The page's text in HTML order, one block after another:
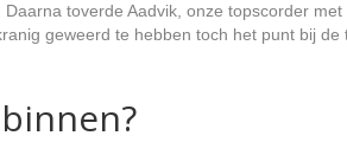
toverde Aadvik, onze topscorder
geweerd te hebben toch het punt bij de